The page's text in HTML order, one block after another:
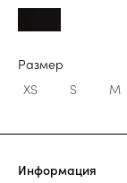
Размер
XS
S M
Информация